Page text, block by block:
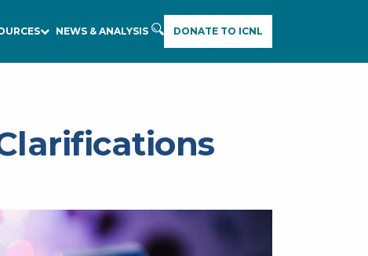
NEWS & ANALYSIS
DONATE TO ICNL